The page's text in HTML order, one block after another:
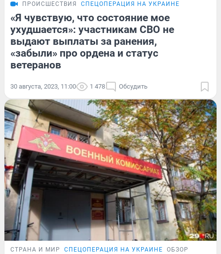
ПРОИСШЕСТВИЯ СПЕЦОПЕРАЦИЯ НА УКРАИНЕ
«Я чувствую, что состояние мое
ухудшается»: участникам СВО не
выдают выплаты за ранения,
«забыли» про ордена и статус
ветеранов
30 августа, 2023, 11:00 1 478 Обсудить
СТРАНА И МИР СПЕЦОПЕРАЦИЯ НА УКРАИНЕ ОБЗОР